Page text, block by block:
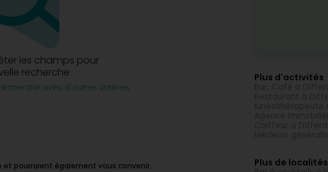
les champs pour
recherche
avec d'autres critères
pourraient également vous convenir.
Plus d'activités
Plus de localités